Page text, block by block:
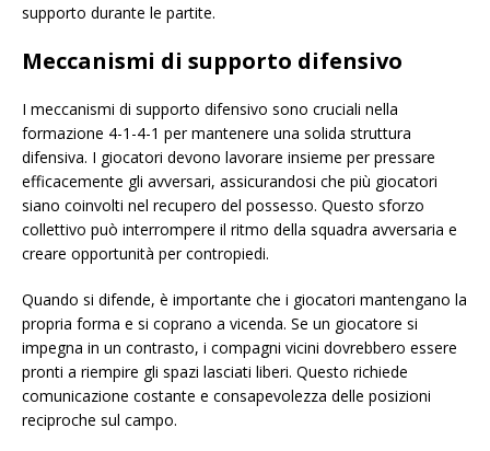
supporto durante le partite.
Meccanismi di supporto difensivo
I meccanismi di supporto difensivo sono cruciali nella
formazione 4-1-4-1 per mantenere una solida struttura
difensiva. I giocatori devono lavorare insieme per pressare
efficacemente gli avversari, assicurandosi che più giocatori
siano coinvolti nel recupero del possesso. Questo sforzo
collettivo può interrompere il ritmo della squadra avversaria e
creare opportunità per contropiedi.
Quando si difende, è importante che i giocatori mantengano la
propria forma e si coprano a vicenda. Se un giocatore si
impegna in un contrasto, i compagni vicini dovrebbero essere
pronti a riempire gli spazi lasciati liberi. Questo richiede
comunicazione costante e consapevolezza delle posizioni
reciproche sul campo.